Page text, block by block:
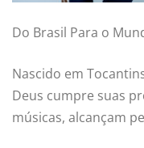
Do Brasil Para o
Nascido em
Deus cumpre suas
músicas, alcançam